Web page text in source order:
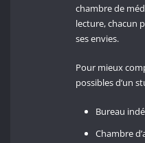
chambre de
lecture, chacun
ses envies.
Pour mieux
possibles d’un
Bureau
Chambre